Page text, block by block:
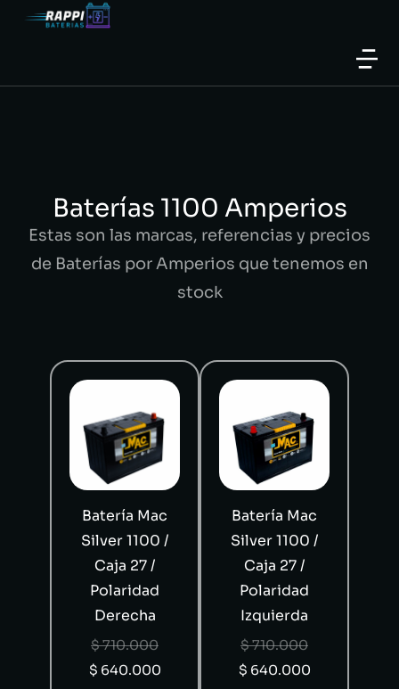
Baterías 1100 Amperios
Estas son las marcas, referencias y precios
de Baterías por Amperios que tenemos en
stock
Batería Mac
Silver 1100 /
Caja 27 /
Polaridad
Derecha
$710.000
$ 640.000
Batería Mac
Silver 1100 /
Caja 27 /
Polaridad
Izquierda
$710.000
$ 640.000